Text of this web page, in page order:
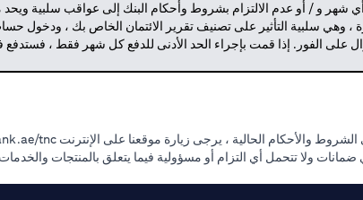
شهر و / أو عدم الالتزام بشروط وأحكام البنك إلى عواقب سلبية
، وهي سلبية التأثير على تصنيف تقرير الائتمان الخاص بك ، ودخول
على الفور. إذا قمت بإجراء الحد الأدنى للدفع كل شهر فقط ،
والأحكام الحالية ، يرجى زيارة موقعنا على الإنترنت tnc.
ضمانات ولا تتحمل أي التزام أو مسؤولية فيما يتعلق بالمنتجات